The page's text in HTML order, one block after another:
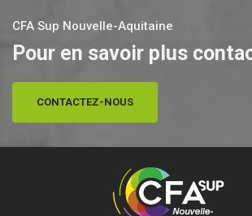
CFA Sup Nouvelle-Aquitaine
Pour en savoir plus
CONTACTEZ-NOUS